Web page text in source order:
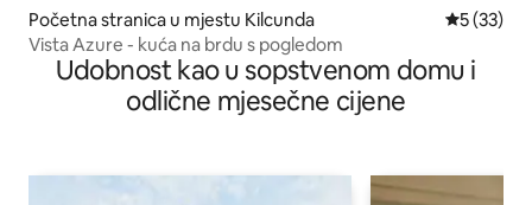
Početna stranica u mjestu Kilcunda prosječna
5 (33)
Vista Azure - kuća na brdu s pogledom
Udobnost kao u sopstvenom domu i
odlične mjesečne cijene